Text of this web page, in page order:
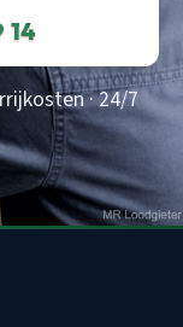
14
· 24/7